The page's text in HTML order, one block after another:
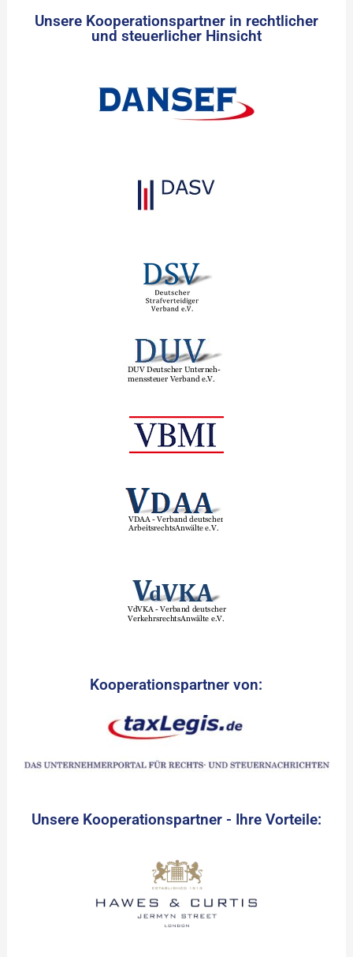
Unsere Kooperationspartner in rechtlicher
und steuerlicher Hinsicht
Kooperationspartner von:
Unsere Kooperationspartner - Ihre Vorteile: